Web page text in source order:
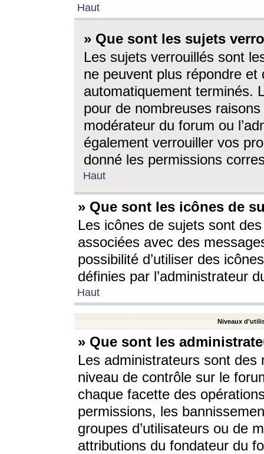
Haut
» Que sont les sujets
Les sujets verrouillés sont
ne peuvent plus répondre
automatiquement terminés.
pour de nombreuses
modérateur du forum ou
également verrouiller vos
donné les permissions
Haut
» Que sont les icônes de
Les icônes de sujets sont
associées avec des
possibilité d’utiliser des
définies par l’administrateur
Haut
Niveaux
» Que sont les
Les administrateurs sont
niveau de contrôle sur le
chaque facette des
permissions, les
groupes d’utilisateurs ou de
attributions du fondateur du